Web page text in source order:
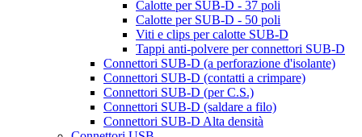
Calotte per SUB-D - 37 poli
Calotte per SUB-D - 50 poli
Viti e clips per calotte SUB-D
Tappi anti-polvere per connettori SUB-D
Connettori SUB-D (a perforazione d'isolante)
Connettori SUB-D (contatti a crimpare)
Connettori SUB-D (per C.S.)
Connettori SUB-D (saldare a filo)
Connettori SUB-D Alta densità